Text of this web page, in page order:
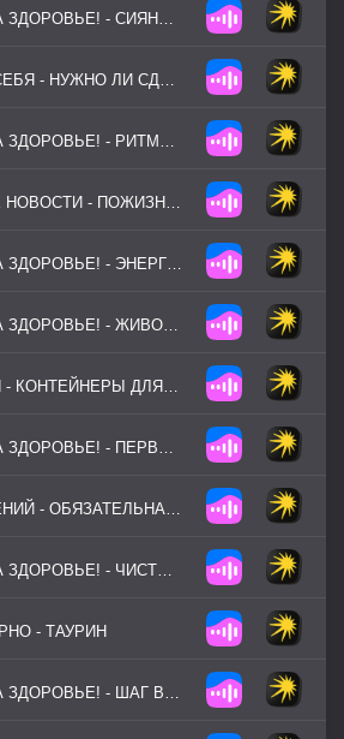
МУЗЫКА НА ЗДОРОВЬЕ! - СИЯНИЕ ФОРМЫ (ВЕРСИЯ 2)
ПРОВЕРЬ СЕБЯ - НУЖНО ЛИ СДАТЬ ЕЖЕГОДНЫЙ ЧЕКАП
МУЗЫКА НА ЗДОРОВЬЕ! - РИТМЫ ПРИРОДЫ
ЗДОРОВЫЕ НОВОСТИ - ПОЖИЗНЕННОЕ ЧТЕНИЕ И ОБУЧЕНИЕ СНИЖАЕТ РИСК БОЛЕЗНИ АЛЬЦГЕЙМЕРА НА 38%
МУЗЫКА НА ЗДОРОВЬЕ! - ЭНЕРГИЯ ВДОХА
МУЗЫКА НА ЗДОРОВЬЕ! - ЖИВОЙ РОДНИК
СОВЕТ ДНЯ - КОНТЕЙНЕРЫ ДЛЯ ЕДЫ — ЛОВУШКА ДЛЯ МИКРОБОВ
МУЗЫКА НА ЗДОРОВЬЕ! - ПЕРВЫЕ ЛУЧИ (ВЕРСИЯ 2)
БИТВА МНЕНИЙ - ОБЯЗАТЕЛЬНАЯ ВАКЦИНАЦИЯ ВЗРОСЛЫХ
МУЗЫКА НА ЗДОРОВЬЕ! - ЧИСТАЯ ЭНЕРГИЯ
- ТАУРИН
МУЗЫКА НА ЗДОРОВЬЕ! - ШАГ ВПЕРЕД